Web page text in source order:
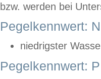
bzw. werden bei
Pegelkennwert:
niedrigster
Pegelkennwert: